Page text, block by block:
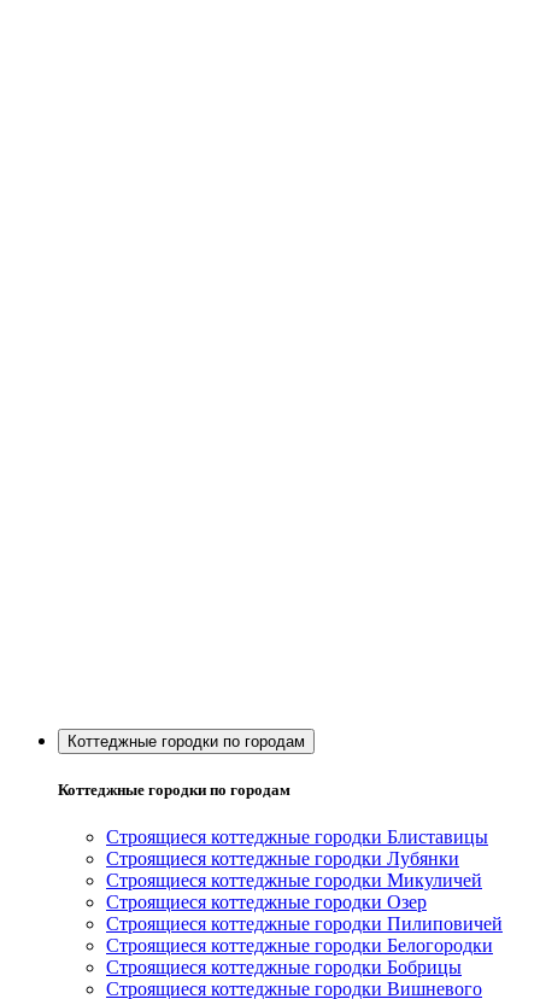
Коттеджные городки по городам
Коттеджные городки по городам
Строящиеся коттеджные городки Блиставицы
Строящиеся коттеджные городки Лубянки
Строящиеся коттеджные городки Микуличей
Строящиеся коттеджные городки Озер
Строящиеся коттеджные городки Пилиповичей
Строящиеся коттеджные городки Белогородки
Строящиеся коттеджные городки Бобрицы
Строящиеся коттеджные городки Вишневого